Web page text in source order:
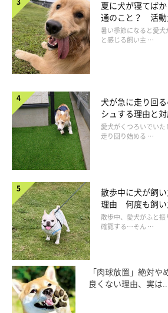
いぬのきもち投稿写真ギャラリー
犬と暮らすということはメリットが多く
あることも忘れてはいけません。つづい
ト・デメリットについて、しっかりと理
夏に犬が寝てば
通のこと？ 活動
は
暑い季節になると愛
と感じる飼い主 …
犬が急に走り回
シュする理由と
愛犬がくつろいでい
走り回り始める …
散歩中に犬が飼
理由 何度も飼い
なぜ？
散歩中、愛犬がふと
確認する…そん …
「肉球放置」絶対
良くない理由、実は